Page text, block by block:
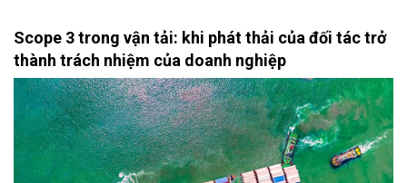
Scope 3 trong vận tải: khi phát thải của đối tác trở
thành trách nhiệm của doanh nghiệp